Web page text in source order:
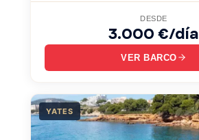
DESDE
3.000 €/día
VER BARCO
YATES